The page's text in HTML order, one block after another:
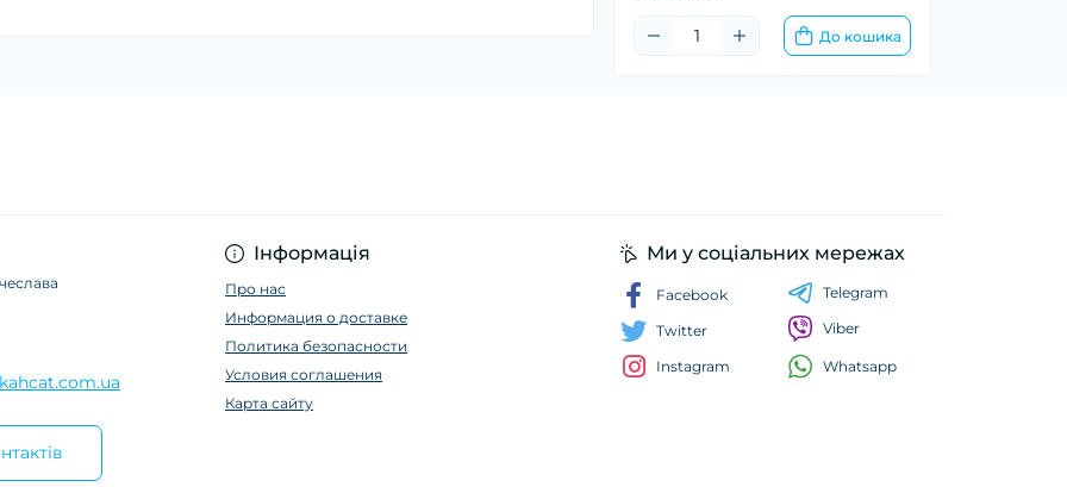
До кошика
Інформація
Про нас
Информация о доставке
Политика безопасности
Условия соглашения
Карта сайту
Ми у соціальних мережах
Facebook
Twitter
Instagram
Telegram
Viber
Whatsapp